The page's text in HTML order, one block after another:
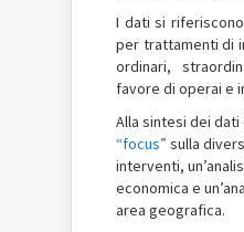
I dati si
per trattamenti di
ordinari,
favore di operai e
Alla sintesi dei dati
“focus” sulla
interventi,
economica e
area geografica.